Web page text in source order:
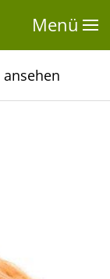
Menü
ansehen